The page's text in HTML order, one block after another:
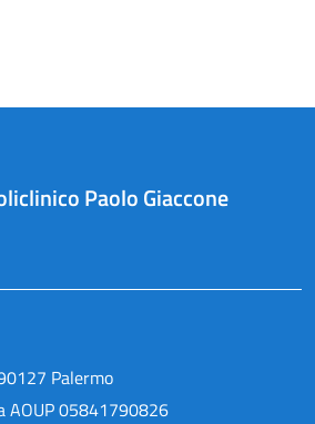
Paolo Giaccone
Palermo
AOUP 05841790826